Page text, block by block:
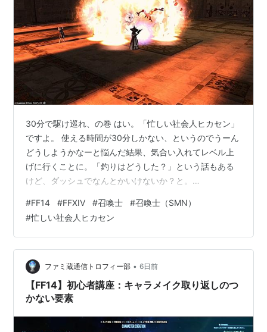
30分で駆け巡れ、の巻 はい。「忙しい社会人ヒカセン」
ですよ。 使える時間が30分しかない、というのでうーん
どうしようかなーと悩んだ結果、気合い入れてレベル上
げに行くことに。「釣りはどうした？」という話もある
けど、ダッシュでなんとかいけないか？と。
日は戦闘したい気分でもあったので…というか、キャス
ター勢の召喚士がちょっとずつ上がってきてるので。 こ
こならダッシュで駆け抜けられるんじゃないか？なん
て。 まあでも、やったことある人はわかると思うんだけ
ど、コンサポだとIDはまとめ進行というの？ができませ
んでした。ちょこち…
#FF14 #FFXIV #召喚士 #召喚士（SMN）
#忙しい社会人ヒカセン
ファミ蔵通信トロフィー部 • 6日前
【FF14】初心者講座：キャラメイク取り返しのつ
かない要素